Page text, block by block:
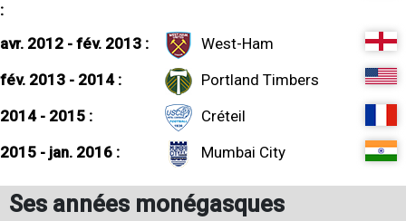
:
avr. 2012 - fév. 2013 :
West-Ham
fév. 2013 - 2014 :
Portland Timbers
2014 - 2015 :
Créteil
2015 - jan. 2016 :
Mumbai City
Ses années monégasques